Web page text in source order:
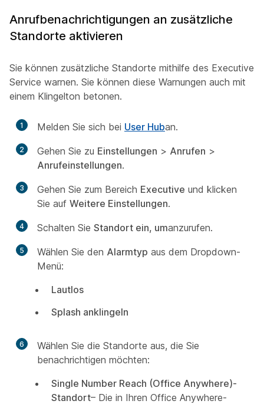
Anrufbenachrichtigungen an zusätzliche
Standorte aktivieren
Sie können zusätzliche Standorte mithilfe des Executive
Service warnen. Sie können diese Warnungen auch mit
einem Klingelton betonen.
1 Melden Sie sich bei User Huban.
2 Gehen Sie zu Einstellungen > Anrufen >
Anrufeinstellungen.
3 Gehen Sie zum Bereich Executive und klicken
Sie auf Weitere Einstellungen.
4 Schalten Sie Standort ein, umanzurufen.
5 Wählen Sie den Alarmtyp aus dem Dropdown-
Menü:
Lautlos
Splash anklingeln
6
Wählen Sie die Standorte aus, die Sie
benachrichtigen möchten:
Single Number Reach (Office Anywhere)-
Standort– Die in Ihren Office Anywhere-